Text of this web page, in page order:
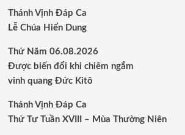
Thánh Vịnh Đáp Ca
Lễ Chúa Hiển Dung
Thứ Năm 06.08.2026
Được biến đổi khi chiêm ngắm
vinh quang Đức Kitô
Thánh Vịnh Đáp Ca
Thứ Tư Tuần XVIII – Mùa Thường Niên